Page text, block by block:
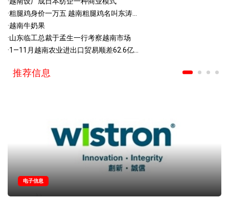
·粗腿鸡身价一万五 越南粗腿鸡名叫东涛...
·越南牛奶果
·山东临工总裁于孟生一行考察越南市场
·1—11月越南农业进出口贸易顺差62.6亿...
推荐信息
电子信息